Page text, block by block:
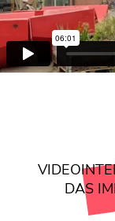
DAS HEFT
Aktuelles Heft
Alle Hefte
KONTAKT
DAS